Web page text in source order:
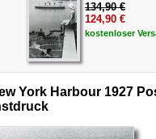
134,90 €
124,90 €
kostenloser
York Harbour 1927